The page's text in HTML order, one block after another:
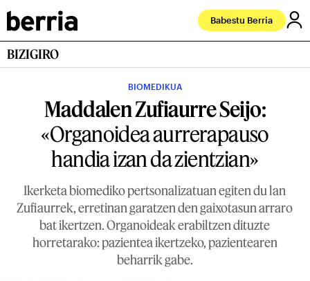
Babestu Berria
BIZIGIRO
BIOMEDIKUA
Maddalen Zufiaurre Seijo:
«Organoidea aurrerapauso
handia izan da zientzian»
Ikerketa biomediko pertsonalizatuan egiten du lan
Zufiaurrek, erretinan garatzen den gaixotasun arraro
bat ikertzen. Organoideak erabiltzen dituzte
horretarako: pazientea ikertzeko, pazientearen
beharrik gabe.